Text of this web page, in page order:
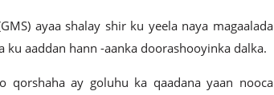
ayaa shalay shir ku yeela naya magaalada
aaddan hann -aanka doorashooyinka dalka.
qorshaha ay goluhu ka qaadana yaan nooca